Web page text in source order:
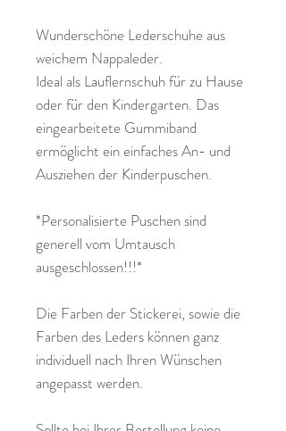
Wunderschöne Lederschuhe aus
weichem Nappaleder.
Ideal als Lauflernschuh für zu Hause
oder für den Kindergarten. Das
eingearbeitete Gummiband
ermöglicht ein einfaches An- und
Ausziehen der Kinderpuschen.
*Personalisierte Puschen sind
generell vom Umtausch
ausgeschlossen!!!*
Die Farben der Stickerei, sowie die
Farben des Leders können ganz
individuell nach Ihren Wünschen
angepasst werden.